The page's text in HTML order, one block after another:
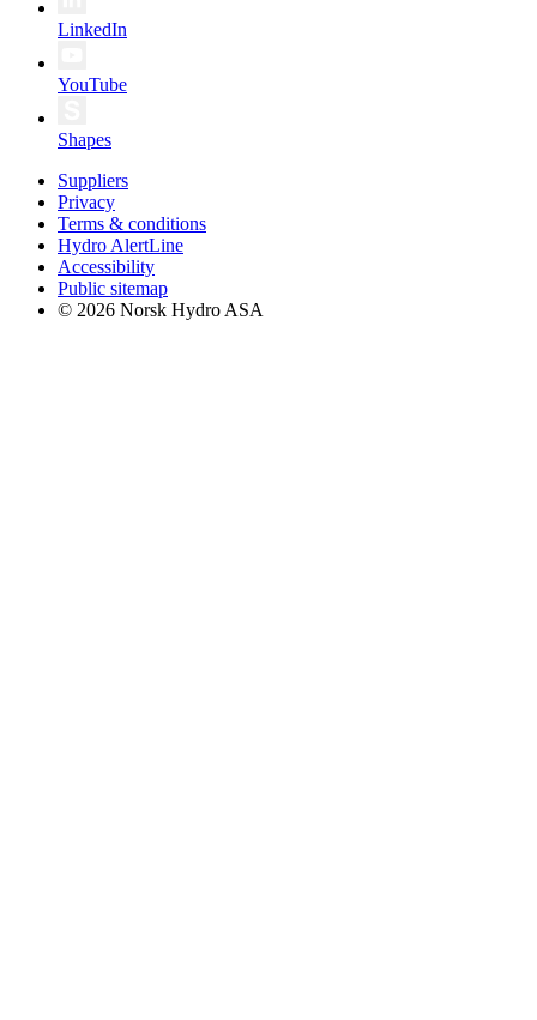
LinkedIn
YouTube
Shapes
Suppliers
Privacy
Terms & conditions
Hydro AlertLine
Accessibility
Public sitemap
© 2026 Norsk Hydro ASA